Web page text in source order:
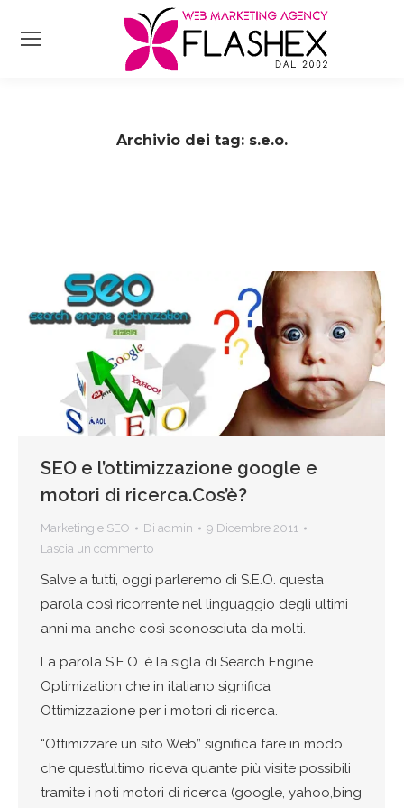
Archivio dei tag: s.e.o.
SEO e l’ottimizzazione google e
motori di ricerca.Cos’è?
Marketing e SEO Di admin
9 Dicembre 2011
Lascia un commento
Salve a tutti, oggi parleremo di S.E.O. questa
parola così ricorrente nel linguaggio degli ultimi
anni ma anche così sconosciuta da molti.
La parola S.E.O. è la sigla di Search Engine
Optimization che in italiano significa
Ottimizzazione per i motori di ricerca.
“Ottimizzare un sito Web” significa fare in modo
che quest’ultimo riceva quante più visite possibili
tramite i noti motori di ricerca (google, yahoo,bing